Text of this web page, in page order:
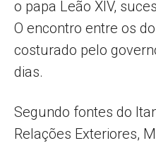
o papa Leão XIV,
O encontro entre os
costurado pelo
dias.
Segundo fontes do
Relações Exteriores,